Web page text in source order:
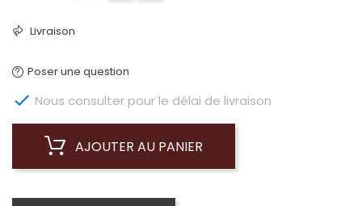
Livraison
Poser une question
 Nous consulter pour le délai de livraison
AJOUTER AU PANIER